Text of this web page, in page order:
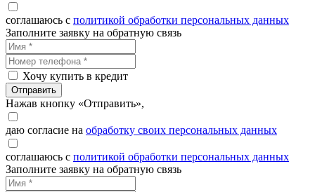
соглашаюсь с политикой обработки персональных данных
Заполните заявку на обратную связь
Хочу купить в кредит
Отправить
Нажав кнопку «Отправить»,
даю согласие на обработку своих персональных данных
соглашаюсь с политикой обработки персональных данных
Заполните заявку на обратную связь